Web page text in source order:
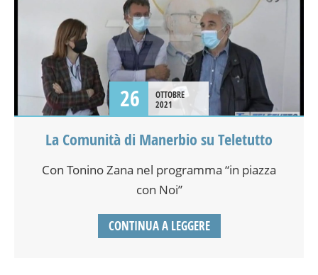
26
OTTOBRE
2021
La Comunità di Manerbio su Teletutto
Con Tonino Zana nel programma “in piazza
con Noi”
CONTINUA A LEGGERE